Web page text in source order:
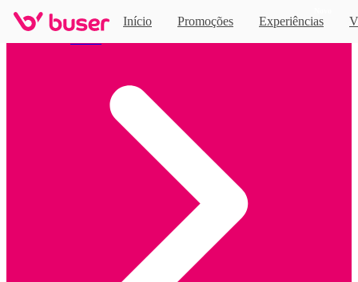
Início Promoções Experiências